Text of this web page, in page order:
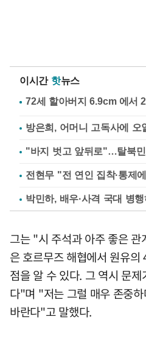
이시간 핫뉴스
방은희, 어머니 고독사에
"바지 벗고 앞뒤로"…탈북
전현무 "전 연인 집착·통제
박민하, 배우·사격 국대 병
그는 "시 주석과 아주 좋은
은 호르무즈 해협에서 원유
점을 알 수 있다. 그 역시 문
다"며 "저는 그럴 매우 존중
바란다"고 말했다.